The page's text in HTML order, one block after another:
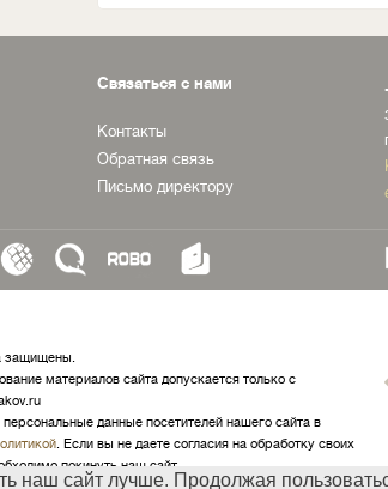
наш сайт лучше. Продолжая
Связаться с нами
Контакты
Обратная связь
Письмо директору
защищены.
материалов сайта допускается только с
данные посетителей нашего сайта в
. Если вы не даете согласия на обработку своих
покинуть наш сайт.